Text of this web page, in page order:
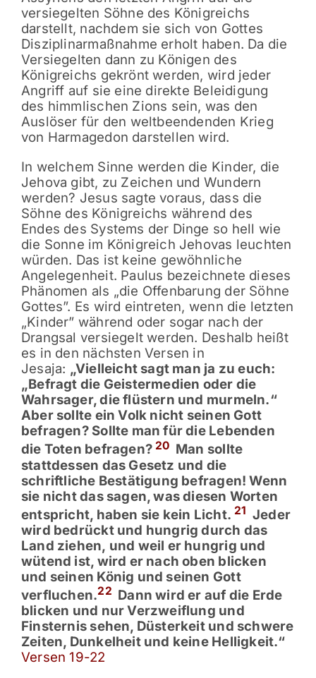
versiegelten Söhne des Königreichs
darstellt, nachdem sie sich von Gottes
Disziplinarmaßnahme erholt haben. Da die
Versiegelten dann zu Königen des
Königreichs gekrönt werden, wird jeder
Angriff auf sie eine direkte Beleidigung
des himmlischen Zions sein, was den
Auslöser für den weltbeendenden Krieg
von Harmagedon darstellen wird.
In welchem Sinne werden die Kinder, die
Jehova gibt, zu Zeichen und Wundern
werden? Jesus sagte voraus, dass die
Söhne des Königreichs während des
Endes des Systems der Dinge so hell wie
die Sonne im Königreich Jehovas leuchten
würden. Das ist keine gewöhnliche
Angelegenheit. Paulus bezeichnete dieses
Phänomen als „die Offenbarung der Söhne
Gottes”. Es wird eintreten, wenn die letzten
„Kinder” während oder sogar nach der
Drangsal versiegelt werden. Deshalb heißt
es in den nächsten Versen in
Jesaja: „Vielleicht sagt man ja zu euch:
„Befragt die Geistermedien oder die
Wahrsager, die flüstern und murmeln.“
Aber sollte ein Volk nicht seinen Gott
befragen? Sollte man für die Lebenden
die Toten befragen? 20 Man sollte
stattdessen das Gesetz und die
schriftliche Bestätigung befragen! Wenn
sie nicht das sagen, was diesen Worten
entspricht, haben sie kein Licht. 21 Jeder
wird bedrückt und hungrig durch das
Land ziehen, und weil er hungrig und
wütend ist, wird er nach oben blicken
und seinen König und seinen Gott
verfluchen.22 Dann wird er auf die Erde
blicken und nur Verzweiflung und
Finsternis sehen, Düsterkeit und schwere
Zeiten, Dunkelheit und keine Helligkeit.“
Versen 19-22